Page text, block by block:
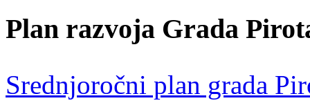
Plan razvoja Grada
Srednjoročni plan grada